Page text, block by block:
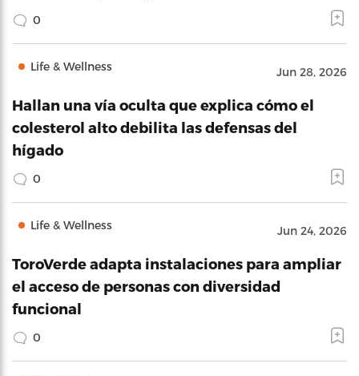
0
Life & Wellness Jun 28, 2026
Hallan una vía oculta que explica cómo el
colesterol alto debilita las defensas del
hígado
0
Life & Wellness Jun 24, 2026
ToroVerde adapta instalaciones para ampliar
el acceso de personas con diversidad
funcional
0